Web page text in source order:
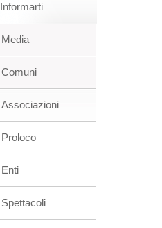
Informarti
Media
Comuni
Associazioni
Proloco
Enti
Spettacoli